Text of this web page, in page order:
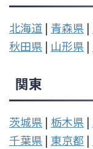
北海道 | 青森県 |
秋田県 | 山形県 |
関東
茨城県 | 栃木県 |
千葉県 | 東京都 |